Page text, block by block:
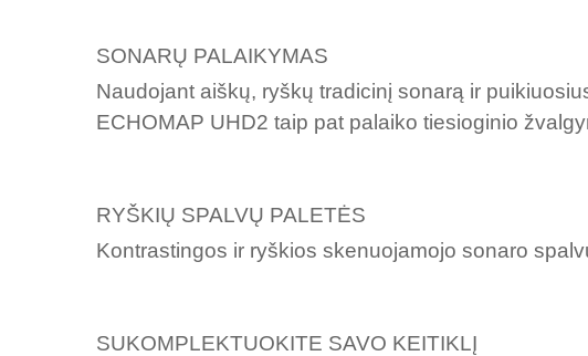
SONARŲ PALAIKYMAS
Naudojant aiškų, ryškų tradicinį sonarą ir
ECHOMAP UHD2 taip pat palaiko tiesioginio
RYŠKIŲ SPALVŲ PALETĖS
Kontrastingos ir ryškios skenuojamojo sonaro
SUKOMPLEKTUOKITE SAVO KEITIKLĮ